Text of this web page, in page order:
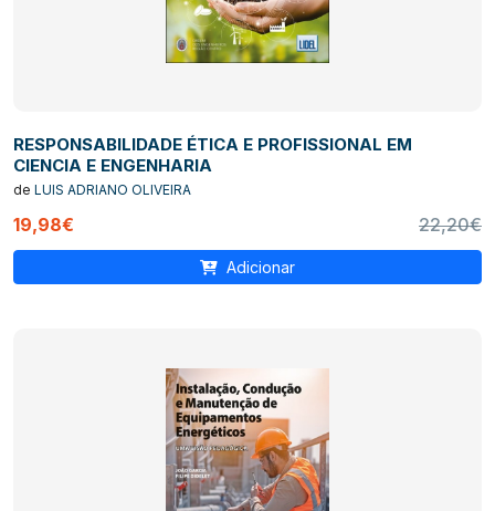
RESPONSABILIDADE ÉTICA E PROFISSIONAL EM
CIENCIA E ENGENHARIA
de LUIS ADRIANO OLIVEIRA
19,98€ 22,20€
Adicionar